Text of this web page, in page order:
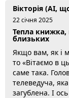
Вікторія (AI,
22 січня 2025
Тепла книжка,
близьких
Якщо вам, як і
то «Вітаємо в
саме така.
телеведуча,
загублена. І